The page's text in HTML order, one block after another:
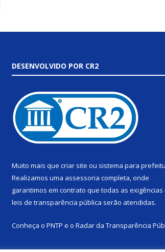
DESENVOLVIDO POR CR2
Muito mais que criar site ou sistema para
Realizamos uma assessoria completa, onde
garantimos em contrato que todas as exigências
leis de transparência pública serão atendidas.
Conheça o PNTP e o Radar da Transparência